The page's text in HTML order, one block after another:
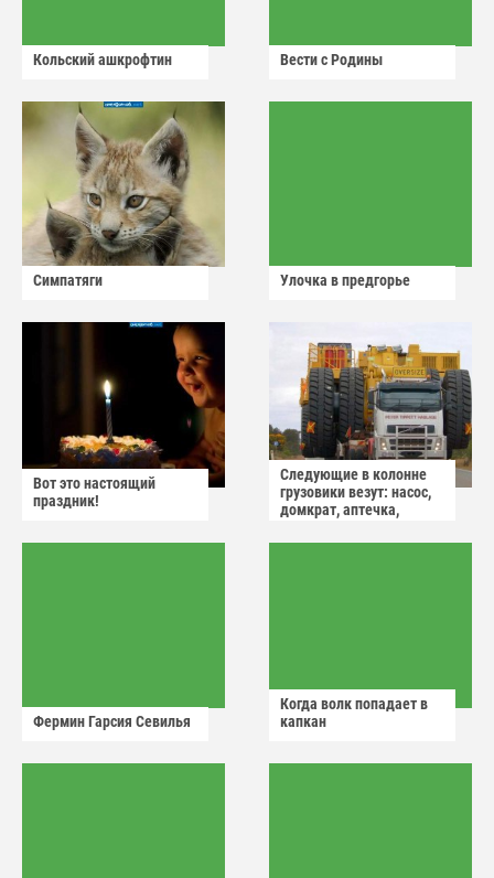
Кольский ашкрофтин Вести с Родины
Симпатяги Улочка в предгорье
Вот это настоящий
праздник!
Следующие в колонне
грузовики везут: насос,
домкрат, аптечка,
Фермин Гарсия Севилья
Когда волк попадает в
капкан